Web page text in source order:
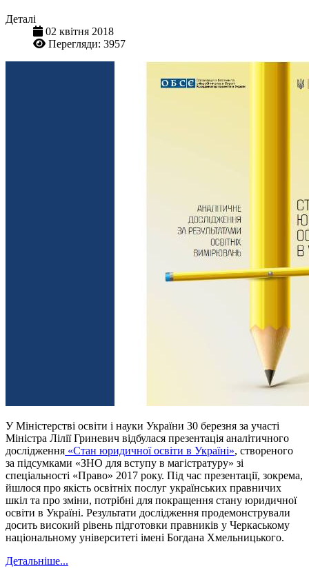
Деталі
02 квітня 2018
Перегляди: 3957
У Міністерстві освіти і науки України 30 березня за участі
Міністра Лілії Гриневич відбулася презентація аналітичного
дослідження «Стан юридичної освіти в Україні», створеного
за підсумками «ЗНО для вступу в магістратуру» зі
спеціальності «Право» 2017 року. Під час презентації, зокрема,
йшлося про якість освітніх послуг українських правничих
шкіл та про зміни, потрібні для покращення стану юридичної
освіти в Україні. Результати дослідження продемонстрували
досить високий рівень підготовки правників у Черкаському
національному університеті імені Богдана Хмельницького.
Детальніше...